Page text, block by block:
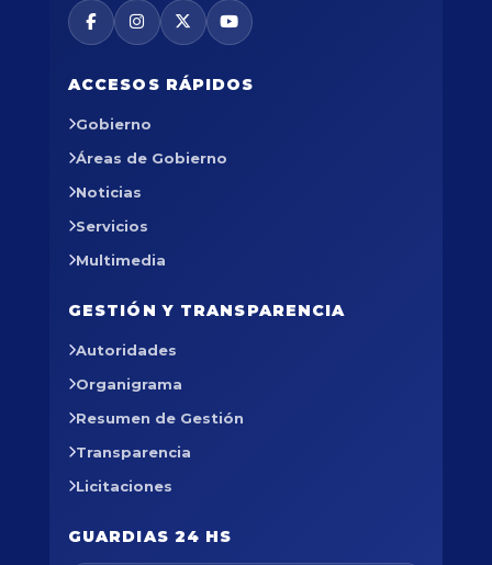
ACCESOS RÁPIDOS
Gobierno
Áreas de Gobierno
Noticias
Servicios
Multimedia
GESTIÓN Y TRANSPARENCIA
Autoridades
Organigrama
Resumen de Gestión
Transparencia
Licitaciones
GUARDIAS 24 HS